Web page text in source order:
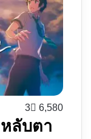
3 6,580
ลับตา